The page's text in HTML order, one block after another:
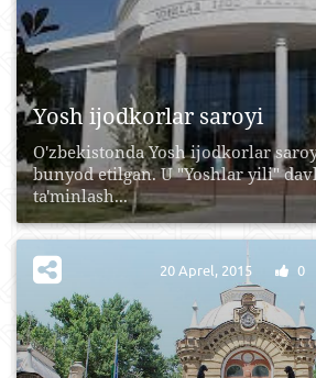
Yosh ijodkorlar saroyi
O'zbekistonda Yosh ijodkorlar
bunyod etilgan. U "Yoshlar yili"
ta'minlash...
20 Aprel, 2015 0